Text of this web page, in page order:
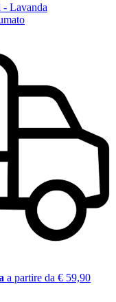
Lavanda
a partire da € 59,90